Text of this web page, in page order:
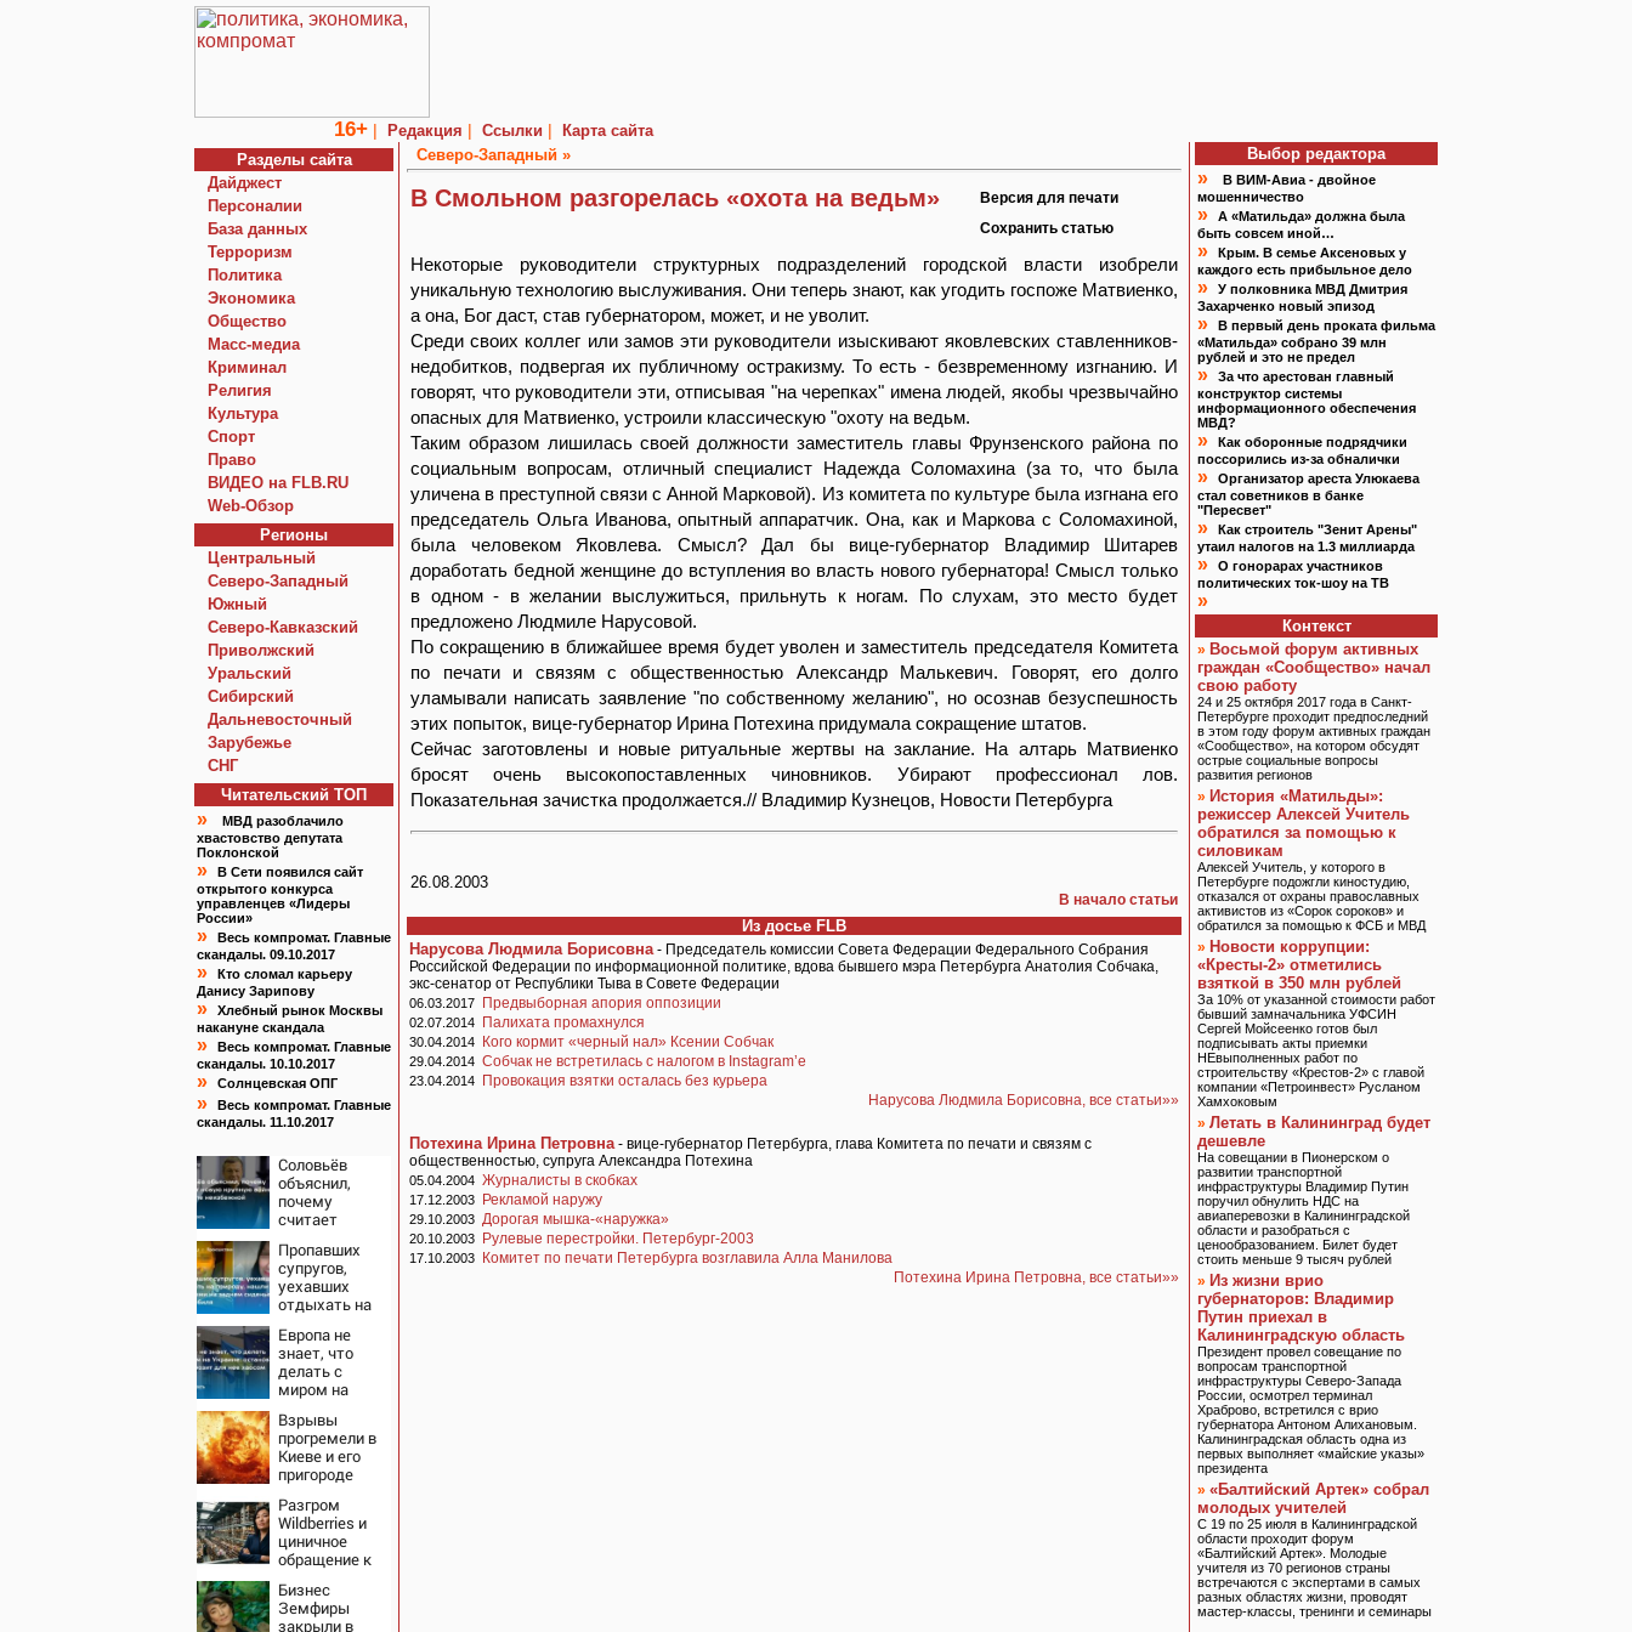
16+ | Редакция | Ссылки |
Карта сайта
Разделы сайта
Дайджест
Персоналии
База данных
Терроризм
Политика
Экономика
Общество
Macc-медиа
Криминал
Религия
Культура
Спорт
Право
ВИДЕО на FLB.RU
Web-Обзор
Регионы
Центральный
Северо-Западный
Южный
Северо-Кавказский
Приволжский
Уральский
Сибирский
Дальневосточный
Зарубежье
СНГ
Читательский TOП
»
МВД разоблачило
хвастовство депутата
Поклонской
»
В Сети появился сайт
открытого конкурса
управленцев «Лидеры
России»
»
Весь компромат. Главные
скандалы. 09.10.2017
»
Кто сломал карьеру
Данису Зарипову
»
Хлебный рынок Москвы
накануне скандала
»
Весь компромат. Главные
скандалы. 10.10.2017
» Солнцевская ОПГ
»
Весь компромат. Главные
скандалы. 11.10.2017
Соловьёв
объяснил,
почему
считает
крупную
войну в
Европе
неизбежной
Пропавших
супругов,
уехавших
отдыхать на
нашли
мертвыми на
заднем
сиденье
автомобиля
Европа не
знает, что
делать с
миром на
остановка
боев грозит
для нее
хаосом
Взрывы
прогремели в
Киеве и его
пригороде
Разгром
Wildberries и
циничное
обращение к
Бизнес
Земфиры
закрыли в
Северо-Западный »
В Смольном разгорелась «охота на ведьм»
Версия для печати
Сохранить статью
Некоторые руководители структурных подразделений городской власти изобрели
уникальную технологию выслуживания. Они теперь знают, как угодить госпоже Матвиенко,
а она, Бог даст, став губернатором, может, и не уволит.
Среди своих коллег или замов эти руководители изыскивают яковлевских ставленников-
недобитков, подвергая их публичному остракизму. То есть - безвременному изгнанию. И
говорят, что руководители эти, отписывая "на черепках" имена людей, якобы чрезвычайно
опасных для Матвиенко, устроили классическую "охоту на ведьм.
Таким образом лишилась своей должности заместитель главы Фрунзенского района по
социальным вопросам, отличный специалист Надежда Соломахина (за то, что была
уличена в преступной связи с Анной Марковой). Из комитета по культуре была изгнана его
председатель Ольга Иванова, опытный аппаратчик. Она, как и Маркова с Соломахиной,
была человеком Яковлева. Смысл? Дал бы вице-губернатор Владимир Шитарев
доработать бедной женщине до вступления во власть нового губернатора! Смысл только
в одном - в желании выслужиться, прильнуть к ногам. По слухам, это место будет
предложено Людмиле Нарусовой.
По сокращению в ближайшее время будет уволен и заместитель председателя Комитета
по печати и связям с общественностью Александр Малькевич. Говорят, его долго
уламывали написать заявление "по собственному желанию", но осознав безуспешность
этих попыток, вице-губернатор Ирина Потехина придумала сокращение штатов.
Сейчас заготовлены и новые ритуальные жертвы на заклание. На алтарь Матвиенко
бросят очень высокопоставленных чиновников. Убирают профессионал лов.
Показательная зачистка продолжается.// Владимир Кузнецов, Новости Петербурга
26.08.2003
В начало статьи
Из досье FLB
Нарусова Людмила Борисовна- Председатель комиссии Совета Федерации Федерального Собрания
Российской Федерации по информационной политике, вдова бывшего мэра Петербурга Анатолия Собчака,
экс-сенатор от Республики Тыва в Совете Федерации
06.03.2017 Предвыборная апория оппозиции
02.07.2014 Палихата промахнулся
30.04.2014 Кого кормит «черный нал» Ксении Собчак
29.04.2014 Собчак не встретилась с налогом в Instagram’е
23.04.2014
Провокация взятки осталась без курьера
Нарусова Людмила Борисовна, все статьи»»
Потехина Ирина Петровна- вице-губернатор Петербурга, глава Комитета по печати и связям с
общественностью, супруга Александра Потехина
05.04.2004 Журналисты в скобках
17.12.2003 Рекламой наружу
29.10.2003 Дорогая мышка-«наружка»
20.10.2003 Рулевые перестройки. Петербург-2003
17.10.2003
Комитет по печати Петербурга возглавила Алла Манилова
Потехина Ирина Петровна, все статьи»»
Выбор редактора
»
В ВИМ-Авиа - двойное
мошенничество
»
А «Матильда» должна была
быть совсем иной…
»
Крым. В семье Аксеновых у
каждого есть прибыльное дело
»
У полковника МВД Дмитрия
Захарченко новый эпизод
»
В первый день проката фильма
«Матильда» собрано 39 млн
рублей и это не предел
»
За что арестован главный
конструктор системы
информационного обеспечения
МВД?
»
Как оборонные подрядчики
поссорились из-за обналички
»
Организатор ареста Улюкаева
стал советников в банке
"Пересвет"
»
Как строитель "Зенит Арены"
утаил налогов на 1.3 миллиарда
»
О гонорарах участников
политических ток-шоу на ТВ
»
Контекст
» Восьмой форум активных
граждан «Сообщество» начал
свою работу
24 и 25 октября 2017 года в Санкт-
Петербурге проходит предпоследний
в этом году форум активных граждан
«Сообщество», на котором обсудят
острые социальные вопросы
развития регионов
» История «Матильды»:
режиссер Алексей Учитель
обратился за помощью к
силовикам
Алексей Учитель, у которого в
Петербурге подожгли киностудию,
отказался от охраны православных
активистов из «Сорок сороков» и
обратился за помощью к ФСБ и МВД
» Новости коррупции:
«Кресты-2» отметились
взяткой в 350 млн рублей
За 10% от указанной стоимости работ
бывший замначальника УФСИН
Сергей Мойсеенко готов был
подписывать акты приемки
НЕвыполненных работ по
строительству «Крестов-2» с главой
компании «Петроинвест» Русланом
Хамхоковым
» Летать в Калининград будет
дешевле
На совещании в Пионерском о
развитии транспортной
инфраструктуры Владимир Путин
поручил обнулить НДС на
авиаперевозки в Калининградской
области и разобраться с
ценообразованием. Билет будет
стоить меньше 9 тысяч рублей
» Из жизни врио
губернаторов: Владимир
Путин приехал в
Калининградскую область
Президент провел совещание по
вопросам транспортной
инфраструктуры Северо-Запада
России, осмотрел терминал
Храброво, встретился с врио
губернатора Антоном Алихановым.
Калининградская область одна из
первых выполняет «майские указы»
президента
» «Балтийский Артек» собрал
молодых учителей
С 19 по 25 июля в Калининградской
области проходит форум
«Балтийский Артек». Молодые
учителя из 70 регионов страны
встречаются с экспертами в самых
разных областях жизни, проводят
мастер-классы, тренинги и семинары